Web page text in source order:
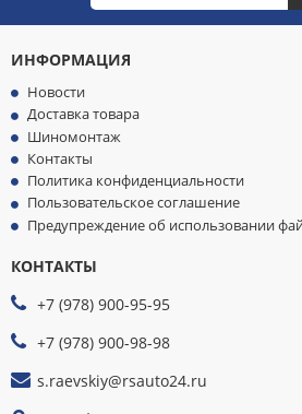
ИНФОРМАЦИЯ
Новости
Доставка товара
Шиномонтаж
Контакты
Политика конфиденциальности
Пользовательское соглашение
Предупреждение об использовании
КОНТАКТЫ
+7 (978) 900-95-95
+7 (978) 900-98-98
s.raevskiy@rsauto24.ru